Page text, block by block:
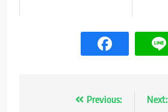
แนะแนว Previous:
Next: